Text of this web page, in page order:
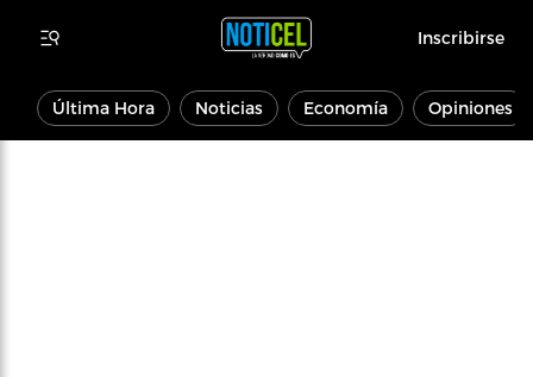
Inscribirse
Última Hora Noticias Economía Opiniones